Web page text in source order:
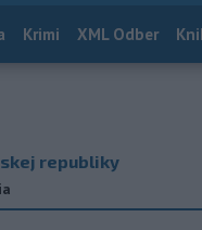
Krimi XML Odber
republiky